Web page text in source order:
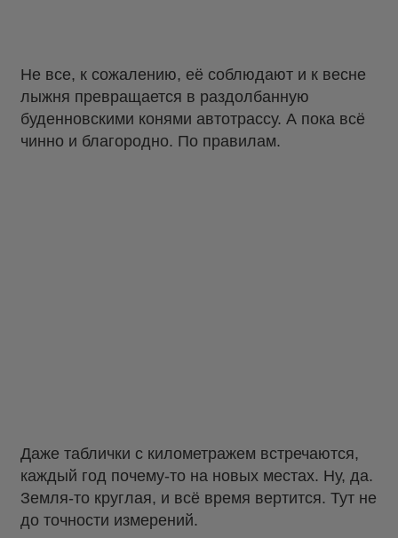
Не все, к сожалению, её соблюдают и к весне
лыжня превращается в раздолбанную
буденновскими конями автотрассу. А пока всё
чинно и благородно. По правилам.
Даже таблички с километражем встречаются,
каждый год почему-то на новых местах. Ну, да.
Земля-то круглая, и всё время вертится. Тут не
до точности измерений.